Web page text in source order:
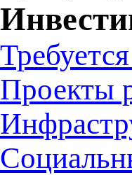
Проекты